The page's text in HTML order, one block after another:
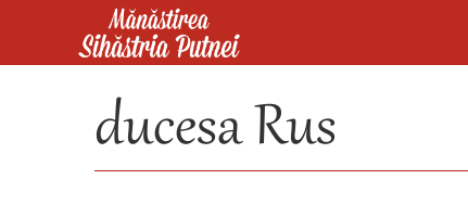
Mergi la conţinutul principal
ducesa Rus